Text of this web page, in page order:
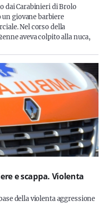
dai Carabinieri di Brolo
giovane barbiere
Nel corso della
aveva colpito alla nuca,
e scappa. Violenta
della violenta aggressione